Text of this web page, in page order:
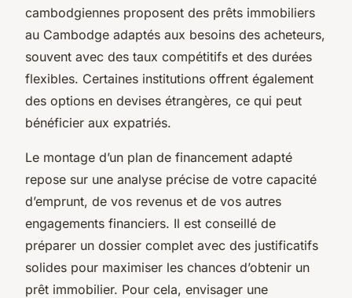
cambodgiennes proposent des prêts immobiliers
au Cambodge adaptés aux besoins des acheteurs,
souvent avec des taux compétitifs et des durées
flexibles. Certaines institutions offrent également
des options en devises étrangères, ce qui peut
bénéficier aux expatriés.
Le montage d’un plan de financement adapté
repose sur une analyse précise de votre capacité
d’emprunt, de vos revenus et de vos autres
engagements financiers. Il est conseillé de
préparer un dossier complet avec des justificatifs
solides pour maximiser les chances d’obtenir un
prêt immobilier. Pour cela, envisager une